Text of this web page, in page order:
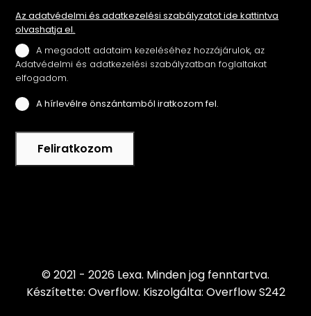
Az adatvédelmi és adatkezelési szabályzatot ide kattintva
olvashatja el.
A megadott adataim kezeléséhez hozzájárulok, az
Adatvédelmi és adatkezelési szabályzatban foglaltakat
elfogadom.
A hírlevélre önszántamból iratkozom fel.
Feliratkozom
© 2021 - 2026 Lexa. Minden jog fenntartva.
Készítette: Overflow. Kiszolgálta: Overflow S242